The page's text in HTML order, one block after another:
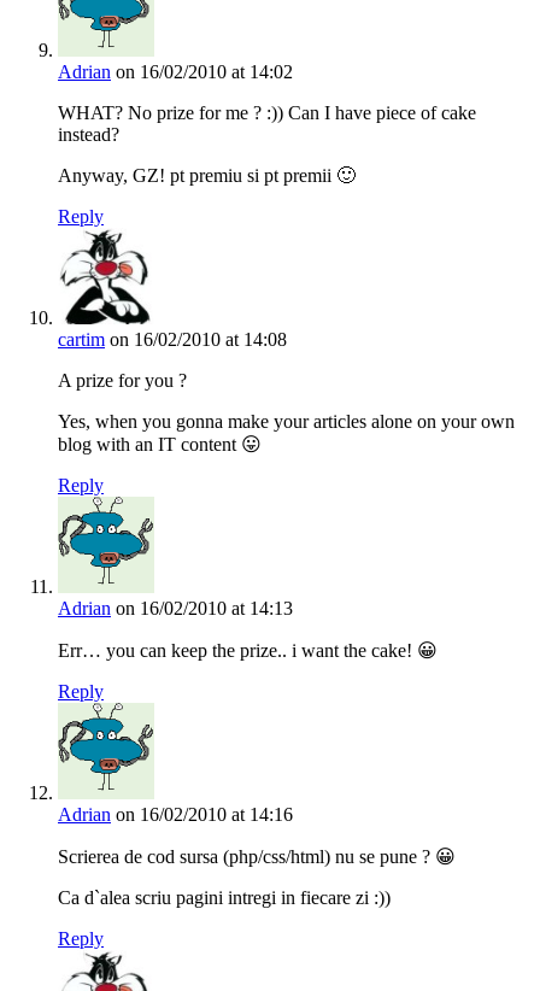
Adrian on 16/02/2010 at 14:02
WHAT? No prize for me ? :)) Can I have piece of cake
instead?
Anyway, GZ! pt premiu si pt premii 🙂
Reply
cartim on 16/02/2010 at 14:08
A prize for you ?
Yes, when you gonna make your articles alone on your own
blog with an IT content 😛
Reply
Adrian on 16/02/2010 at 14:13
Err… you can keep the prize.. i want the cake! 😀
Reply
Adrian on 16/02/2010 at 14:16
Scrierea de cod sursa (php/css/html) nu se pune ? 😀
Ca d`alea scriu pagini intregi in fiecare zi :))
Reply